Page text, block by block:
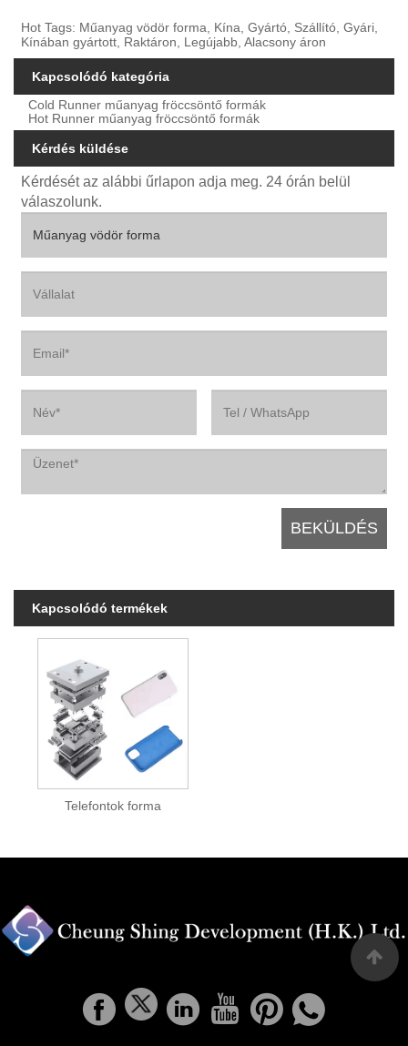
Hot Tags: Műanyag vödör forma, Kína, Gyártó, Szállító, Gyári,
Kínában gyártott, Raktáron, Legújabb, Alacsony áron
Kapcsolódó kategória
Cold Runner műanyag fröccsöntő formák
Hot Runner műanyag fröccsöntő formák
Kérdés küldése
Kérdését az alábbi űrlapon adja meg. 24 órán belül
válaszolunk.
Kapcsolódó termékek
Telefontok forma